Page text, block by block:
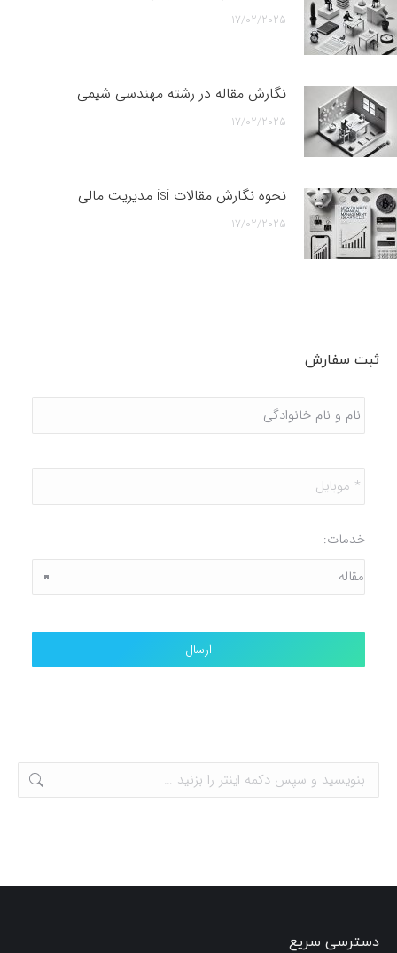
17/02/2025
نگارش مقاله در رشته مهندسی شیمی
17/02/2025
نحوه نگارش مقالات isi مدیریت مالی
17/02/2025
ثبت سفارش
نام
و
*
موبایل *
خدمات:
دسترسی سریع